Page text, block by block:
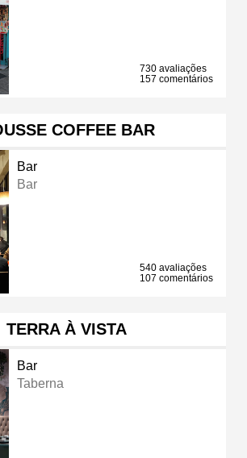
730 avaliações
157 comentários
COFFEE BAR
Bar
Bar
540 avaliações
107 comentários
TERRA À VISTA
Bar
Taberna